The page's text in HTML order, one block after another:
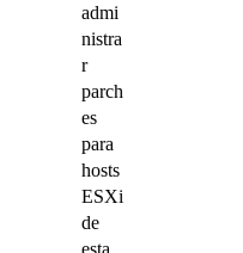
admi
nistra
r
parch
es
para
hosts
ESXi
de
esta